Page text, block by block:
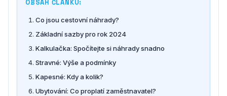
OBSAH ČLÁNKU:
Co jsou cestovní náhrady?
Základní sazby pro rok 2024
Kalkulačka: Spočítejte si náhrady snadno
Stravné: Výše a podmínky
Kapesné: Kdy a kolik?
Ubytování: Co proplatí zaměstnavatel?